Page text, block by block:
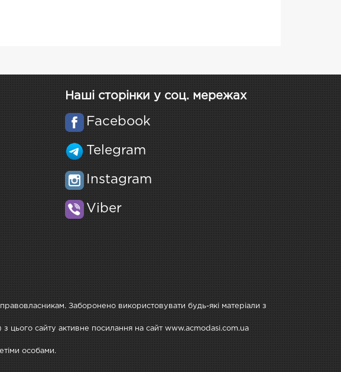
Наші сторінки у соц. мережах
Facebook
Telegram
Instagram
Viber
Заборонено використовувати будь-які матеріали з
з цього сайту активне посилання на сайт www.acmodasi.com.ua
особами.